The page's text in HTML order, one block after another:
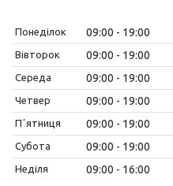
Понеділок 09:00 19:00
Вівторок 09:00 19:00
Середа 09:00 19:00
Четвер 09:00 19:00
Пʼятниця 09:00 19:00
Субота 09:00 19:00
Неділя 09:00 16:00